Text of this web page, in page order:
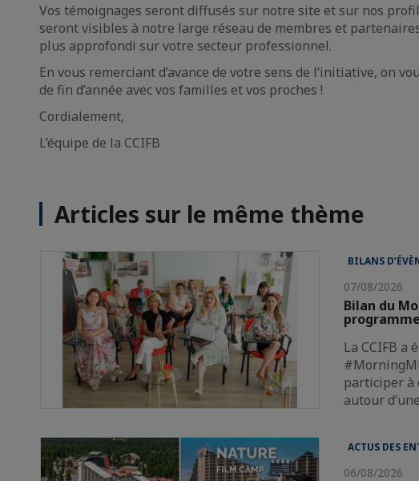
Vos témoignages seront diffusés sur notre site et sur nos
seront visibles à notre large réseau de membres et
plus approfondi sur votre secteur professionnel.
En vous remerciant d’avance de votre sens de l’initiative, on
de fin d’année avec vos familles et vos proches !
Cordialement,
L’équipe de la CCIFB
Articles sur le même thème
BILANS
07/08/2026
Bilan du
La CCIFB a
participer à
autour
ACTUS DES
06/08/2026